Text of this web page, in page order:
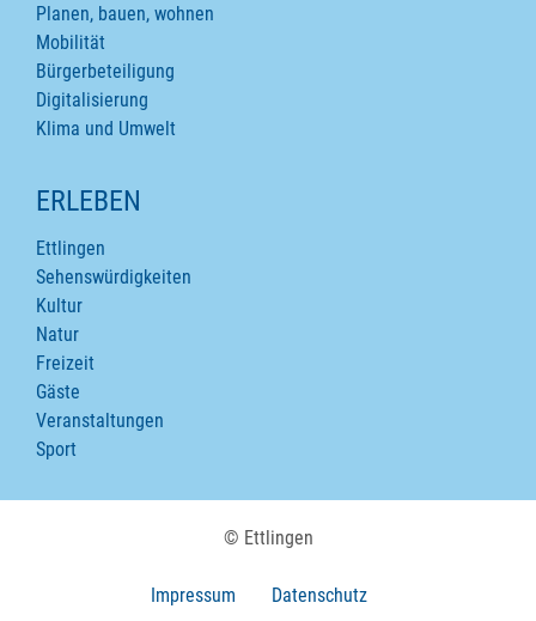
Planen, bauen, wohnen
Mobilität
Bürgerbeteiligung
Digitalisierung
Klima und Umwelt
ERLEBEN
Ettlingen
Sehenswürdigkeiten
Kultur
Natur
Freizeit
Gäste
Veranstaltungen
Sport
© Ettlingen
Impressum
Datenschutz